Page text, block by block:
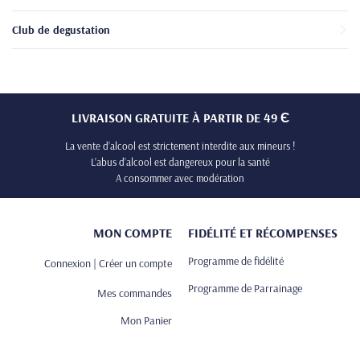
Club de degustation
LIVRAISON GRATUITE À PARTIR DE 49 Є
La vente d’alcool est strictement interdite aux mineurs !
L’abus d’alcool est dangereux pour la santé
A consommer avec modération
MON COMPTE
Connexion | Créer un compte
Mes commandes
Mon Panier
FIDÉLITÉ ET RÉCOMPENSES
Programme de fidélité
Programme de Parrainage